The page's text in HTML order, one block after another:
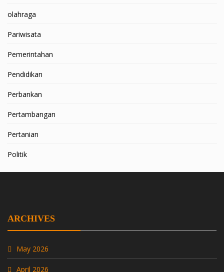
olahraga
Pariwisata
Pemerintahan
Pendidikan
Perbankan
Pertambangan
Pertanian
Politik
ARCHIVES
May 2026
April 2026